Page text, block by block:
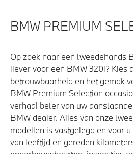
BMW PREMIUM
Op zoek naar een tweedehands
liever voor een BMW 320i? Kies
betrouwbaarheid en het gemak
BMW Premium Selection
verhaal beter van uw
BMW dealer. Alles van onze
modellen is vastgelegd en voor
van leeftijd en gereden